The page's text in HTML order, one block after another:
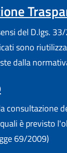
del D.lgs.
sono
dalla
consultazione
è previsto
69/2009)